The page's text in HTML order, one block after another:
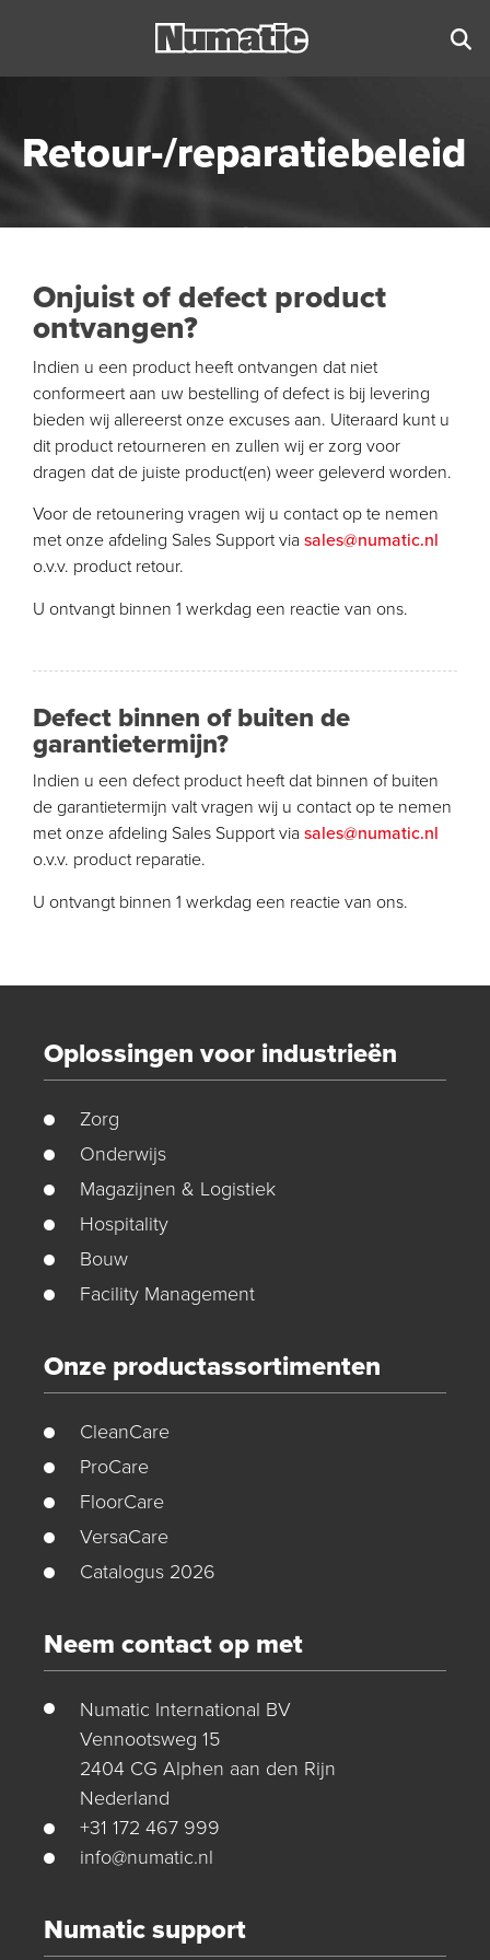
Retour-/reparatiebeleid
Onjuist of defect product
ontvangen?
Indien u een product heeft ontvangen dat niet
conformeert aan uw bestelling of defect is bij levering
bieden wij allereerst onze excuses aan. Uiteraard kunt u
dit product retourneren en zullen wij er zorg voor
dragen dat de juiste product(en) weer geleverd worden.
Voor de retounering vragen wij u contact op te nemen
met onze afdeling Sales Support via sales@numatic.nl
o.v.v. product retour.
U ontvangt binnen 1 werkdag een reactie van ons.
Defect binnen of buiten de
garantietermijn?
Indien u een defect product heeft dat binnen of buiten
de garantietermijn valt vragen wij u contact op te nemen
met onze afdeling Sales Support via sales@numatic.nl
o.v.v. product reparatie.
U ontvangt binnen 1 werkdag een reactie van ons.
Oplossingen voor industrieën
Zorg
Onderwijs
Magazijnen & Logistiek
Hospitality
Bouw
Facility Management
Onze productassortimenten
CleanCare
ProCare
FloorCare
VersaCare
Catalogus 2026
Neem contact op met
Numatic International BV
Vennootsweg 15
2404 CG Alphen aan den Rijn
Nederland
+31 172 467 999
info@numatic.nl
Numatic support